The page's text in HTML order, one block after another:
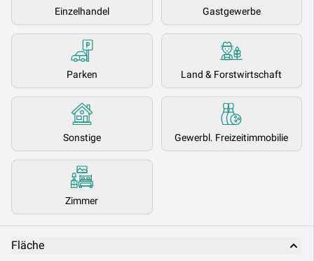
Einzelhandel Gastgewerbe
Parken Land & Forstwirtschaft
Sonstige Gewerbl. Freizeitimmobilie
Zimmer
Fläche